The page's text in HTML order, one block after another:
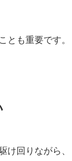
とも重要です
け回りながら